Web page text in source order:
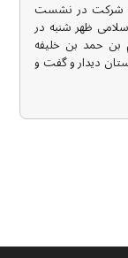
شرکت در نشست
ظهر شنبه در
بن حمد بن خلیفه
دیدار و گفت و